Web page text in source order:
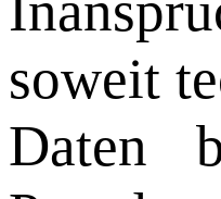
soweit
Daten